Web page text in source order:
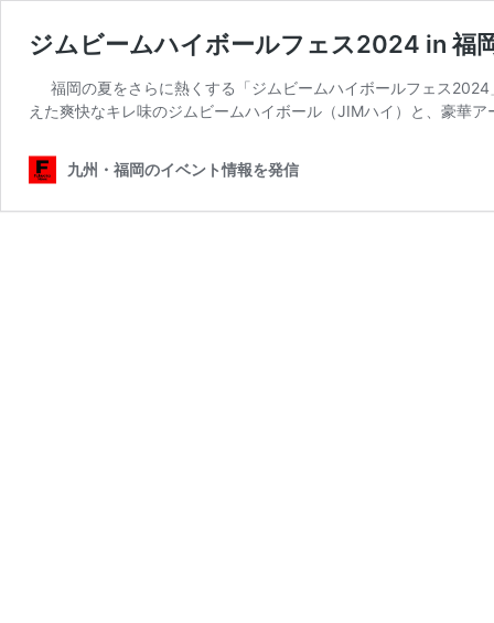
ジムビームハイボールフェス2024 in 福
福岡の夏をさらに熱くする「ジムビームハイボールフェス
えた爽快なキレ味のジムビームハイボール（JIMハイ）と、豪華
九州・福岡のイベント情報を発信